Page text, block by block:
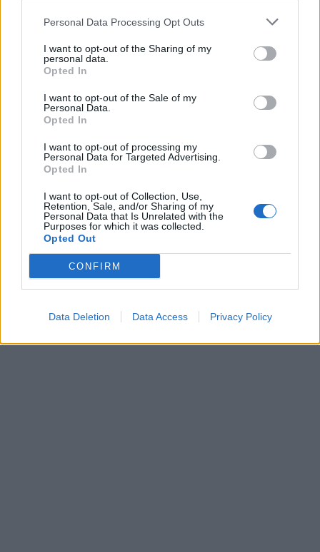
Personal Data Processing Opt Outs
I want to opt-out of the Sharing of my
personal data.
Opted In
I want to opt-out of the Sale of my
Personal Data.
Opted In
I want to opt-out of processing my
Personal Data for Targeted Advertising.
Opted In
I want to opt-out of Collection, Use,
Retention, Sale, and/or Sharing of my
Personal Data that Is Unrelated with the
Purposes for which it was collected.
Opted Out
CONFIRM
Data Deletion Data Access Privacy Policy